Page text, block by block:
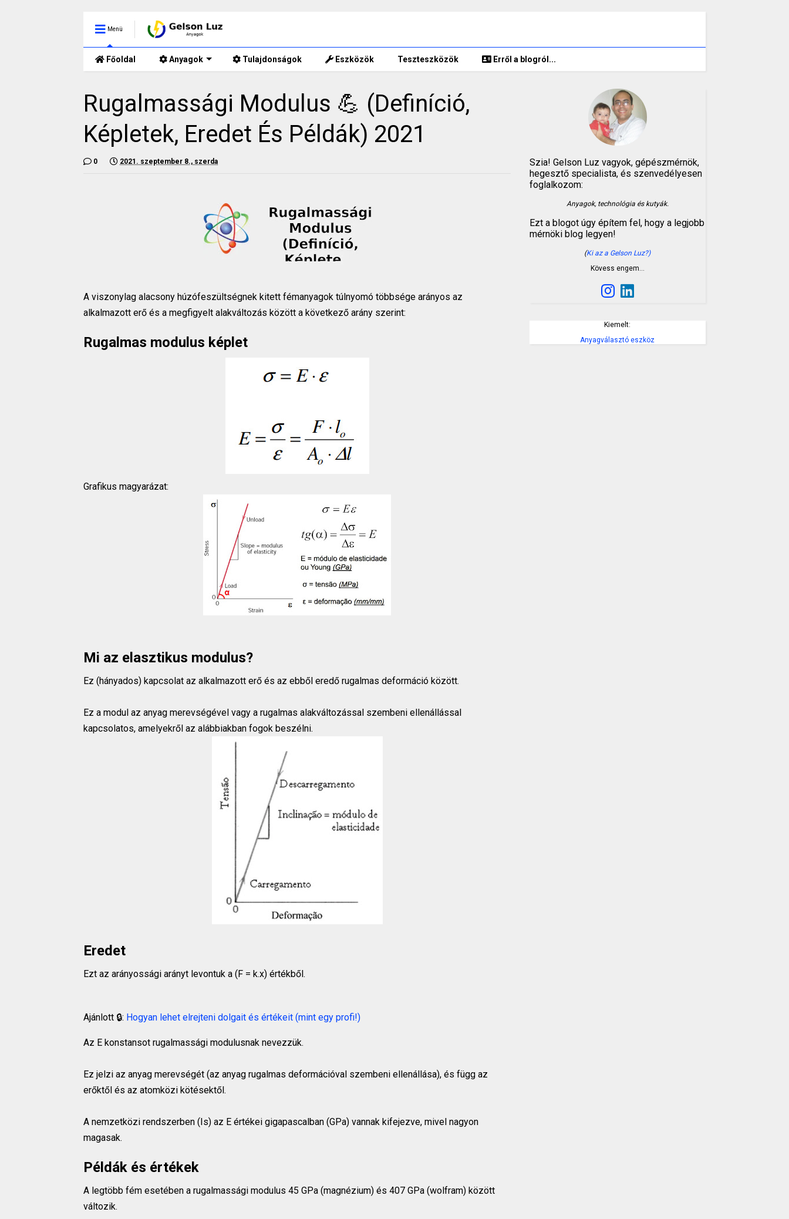
Menü
Főoldal Anyagok Tulajdonságok Eszközök Teszteszközök Erről a blogról...
Rugalmassági Modulus 💪 (Definíció,
Képletek, Eredet És Példák) 2021
0 2021. szeptember 8., szerda
A viszonylag alacsony húzófeszültségnek kitett fémanyagok túlnyomó többsége arányos az
alkalmazott erő és a megfigyelt alakváltozás között a következő arány szerint:
Rugalmas modulus képlet
Grafikus magyarázat:
Mi az elasztikus modulus?
Ez (hányados) kapcsolat az alkalmazott erő és az ebből eredő rugalmas deformáció között.
Ez a modul az anyag merevségével vagy a rugalmas alakváltozással szembeni ellenállással
kapcsolatos, amelyekről az alábbiakban fogok beszélni.
Eredet
Ezt az arányossági arányt levontuk a (F = k.x) értékből.
Ajánlott 🔒: Hogyan lehet elrejteni dolgait és értékeit (mint egy profi!)
Az E konstansot rugalmassági modulusnak nevezzük.
Ez jelzi az anyag merevségét (az anyag rugalmas deformációval szembeni ellenállása), és függ az
erőktől és az atomközi kötésektől.
A nemzetközi rendszerben (Is) az E értékei gigapascalban (GPa) vannak kifejezve, mivel nagyon
magasak.
Példák és értékek
A legtöbb fém esetében a rugalmassági modulus 45 GPa (magnézium) és 407 GPa (wolfram) között
változik.
Szia! Gelson Luz vagyok, gépészmérnök,
hegesztő specialista, és szenvedélyesen
foglalkozom:
Anyagok, technológia és kutyák.
Ezt a blogot úgy építem fel, hogy a legjobb
mérnöki blog legyen!
(Ki az a Gelson Luz?)
Kövess engem…
Kiemelt:
Anyagválasztó eszköz